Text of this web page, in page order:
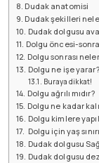
Dudak anatomisi
Dudak şekilleri
Dudak dolgusu
Dolgu öncesi-
Dolgu sonrası
Dolgu ne işe yarar?
Buraya dikkat!
Dolgu ağrılı mıdır?
Dolgu ne kadar
Dolgu kimlere
Dolgu için yaş
Dudak dolgusu
Dudak dolgusu